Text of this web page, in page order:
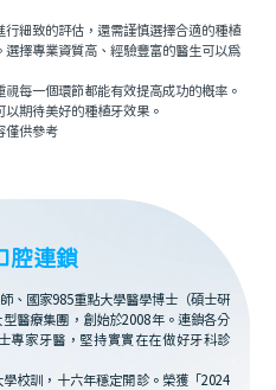
細致的評估，還需謹慎選擇合適的種植
擇專業資質高、經驗豐富的醫生可以爲
每一個環節都能有效提高成功的概率。
期待美好的種植牙效果。
供參考
腔連鎖
、國家985重點大學醫學博士（碩士研
醫療集團，創始於2008年。連鎖各分
專家牙醫，堅持實實在在做好牙科診
校訓，十六年穩定開診。榮獲「2024